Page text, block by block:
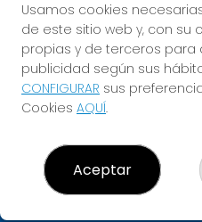
Sorteo del
PRÓXIMO
Usamos cookies
de este sitio web y, con su
propias y de terceros para
publicidad según sus
CONFIGURAR sus
Cookies AQUÍ.
Aceptar